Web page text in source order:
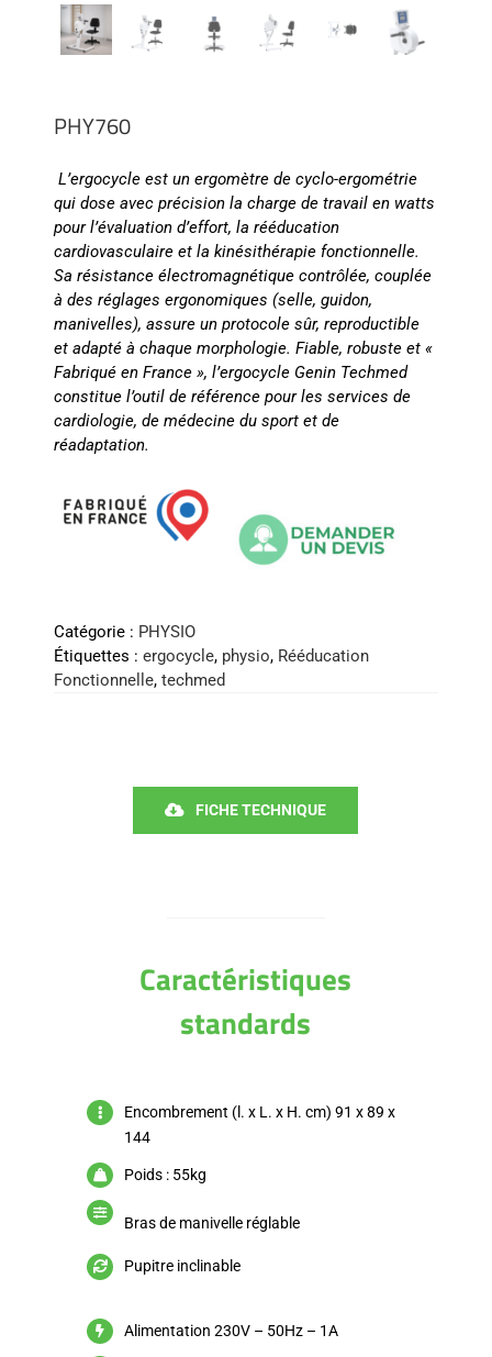
PHY760
L’ergocycle est un ergomètre de cyclo-ergométrie
qui dose avec précision la charge de travail en watts
pour l’évaluation d’effort, la rééducation
cardiovasculaire et la kinésithérapie fonctionnelle.
Sa résistance électromagnétique contrôlée, couplée
à des réglages ergonomiques (selle, guidon,
manivelles), assure un protocole sûr, reproductible
et adapté à chaque morphologie. Fiable, robuste et «
Fabriqué en France », l’ergocycle Genin Techmed
constitue l’outil de référence pour les services de
cardiologie, de médecine du sport et de
réadaptation.
Catégorie : PHYSIO
Étiquettes :ergocycle, physio, Rééducation
Fonctionnelle,techmed
FICHE TECHNIQUE
Caractéristiques
standards
Encombrement (l. x L. x H. cm) 91 x 89 x
144
Poids : 55kg
Bras de manivelle réglable
Pupitre inclinable
Alimentation 230V – 50Hz – 1A